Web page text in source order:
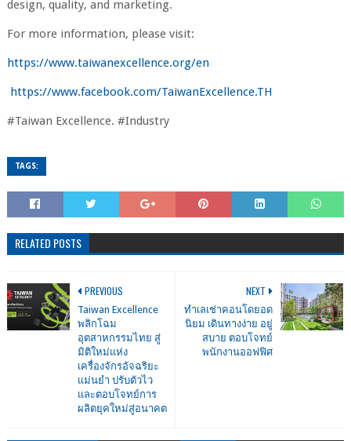
design, quality, and marketing.
For more information, please visit:
https://www.taiwanexcellence.org/en
https://www.facebook.com/TaiwanExcellence.TH
#Taiwan Excellence. #Industry
TAGS:
RELATED POSTS
NEXT
ทำเลเช่าคอนโดยอด
นิยม เดินทางง่าย อยู่
สบาย ตอบโจทย์
พนักงานออฟฟิศ
PREVIOUS
Taiwan Excellence
พลิกโฉม
อุตสาหกรรมไทย สู่
มิติใหม่แห่ง
เครื่องจักรอัจฉริยะ
แม่นยำ ปรับตัวไว
และตอบโจทย์การ
ผลิตยุคใหม่สู่อนาคต